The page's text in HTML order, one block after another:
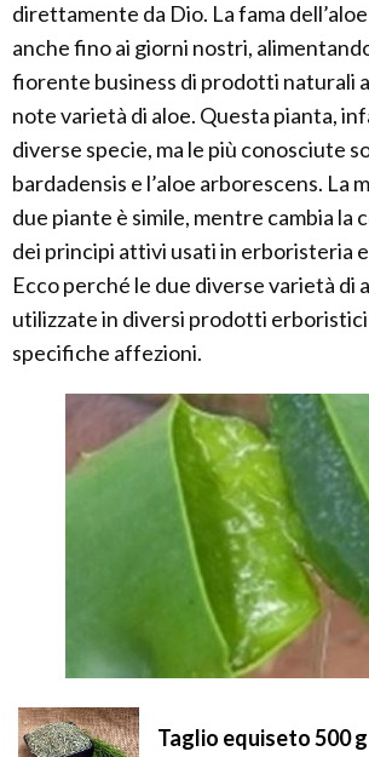
direttamente da Dio. La fama
anche fino ai giorni nostri,
fiorente business di prodotti naturali
note varietà di aloe. Questa pianta,
diverse specie, ma le più conosciute
bardadensis e l’aloe arborescens. La
due piante è simile, mentre cambia la
dei principi attivi usati in erboristeria
Ecco perché le due diverse varietà di
utilizzate in diversi prodotti
specifiche affezioni.
Taglio equiseto 500 g